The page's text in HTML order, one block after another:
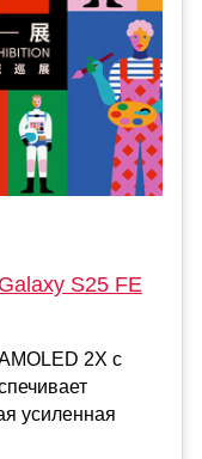
S25 FE
2X с
усиленная